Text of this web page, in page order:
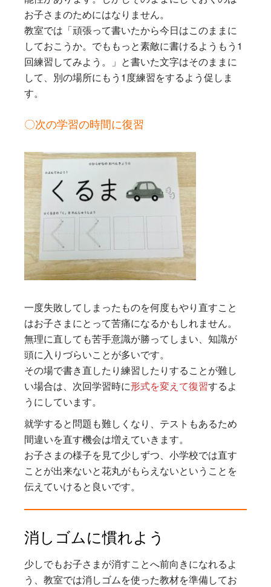
お子さまのためにはなりません。
教室では「頑張って書いたから今日はこのままに
しておこうか。でももっと素敵に書けるようもう1
回練習してみよう。」と書いた文字はそのままに
して、別の場所にもう1度練習をするよう促しま
す。
〇次の学習の時間に復習
一度失敗してしまったものを何度もやり直すこと
はお子さまにとって苦痛になるかもしれません。
無理に直しても苦手意識が勝ってしまい、知識が
頭に入りづらいことが多いです。
その場で書き直したり練習したりすることが難し
い場合は、次回学習時に形式を変えて復習するよ
うにしています。
就学すると問題も難しくなり、テストもあるため
間違いを直す機会は増えていきます。
お子さまの様子を見て少しずつ、小学校では直す
ことが出来ないと花丸がもらえないということを
伝えていけると良いです。
消しゴムに慣れよう
少しでもお子さまが消すことへ前向きになれるよ
う、教室では消しゴムを使った教材を準備してお